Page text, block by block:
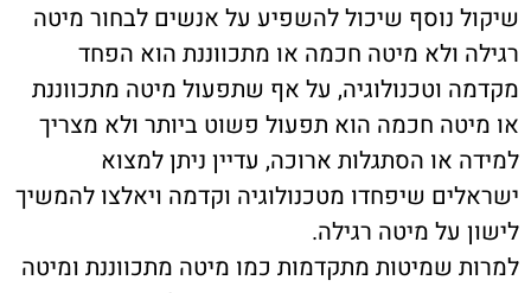
שיקול נוסף שיכול להשפיע על אנשים לבחור מיטה
רגילה ולא מיטה חכמה או מתכווננת הוא הפחד
מקדמה וטכנולוגיה, על אף שתפעול מיטה מתכווננת
או מיטה חכמה הוא תפעול פשוט ביותר ולא מצריך
למידה או הסתגלות ארוכה, עדיין ניתן למצוא
ישראלים שיפחדו מטכנולוגיה וקדמה ויאלצו להמשיך
לישון על מיטה רגילה.
למרות שמיטות מתקדמות כמו מיטה מתכווננת ומיטה